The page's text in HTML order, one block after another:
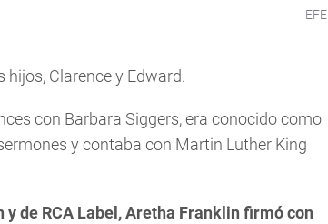
EFE
hijos, Clarence y Edward.
con Barbara Siggers, era conocido como
y contaba con Martin Luther King
de RCA Label, Aretha Franklin firmó con